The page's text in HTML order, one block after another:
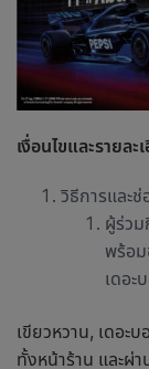
เงื่อนไขและรายล
วิธีการและ
ผู้ร่วม
พร้อม
เดอะ
เขียวหวาน, เดอะ
ทั้งหน้าร้าน และผ่